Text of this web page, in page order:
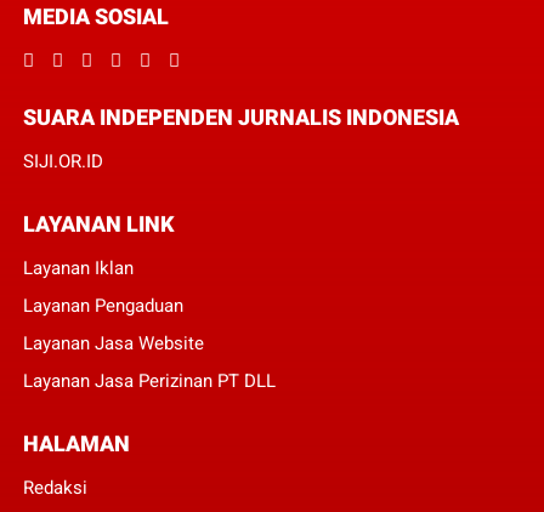
MEDIA SOSIAL
SUARA INDEPENDEN JURNALIS INDONESIA
SIJI.OR.ID
LAYANAN LINK
Layanan Iklan
Layanan Pengaduan
Layanan Jasa Website
Layanan Jasa Perizinan PT DLL
HALAMAN
Redaksi